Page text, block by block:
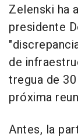
Zelenski ha
presidente
de
tregua de
próxima
Antes, la